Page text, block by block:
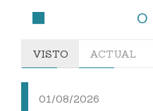
O
VISTO ACTUAL
01/08/2026